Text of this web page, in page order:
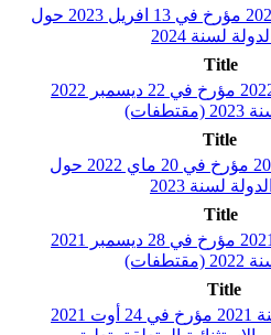
منشور عدد 11 لسنة 2023 مؤرخ في 13 افريل 2023 حول
لسنة 2024
Title
مرسوم عدد 79 لسنة 2022 مؤرخ في 22 ديسمبر 2022
Title
منشور عدد 9 لسنة 2022 مؤرخ في 20 ماي 2022 حول
لسنة 2023
Title
مرسوم عدد 21 لسنة 2021 مؤرخ في 28 ديسمبر 2021
Title
أمر رئاسي عدد 109 لسنة 2021 مؤرخ في 24 أوت 2021